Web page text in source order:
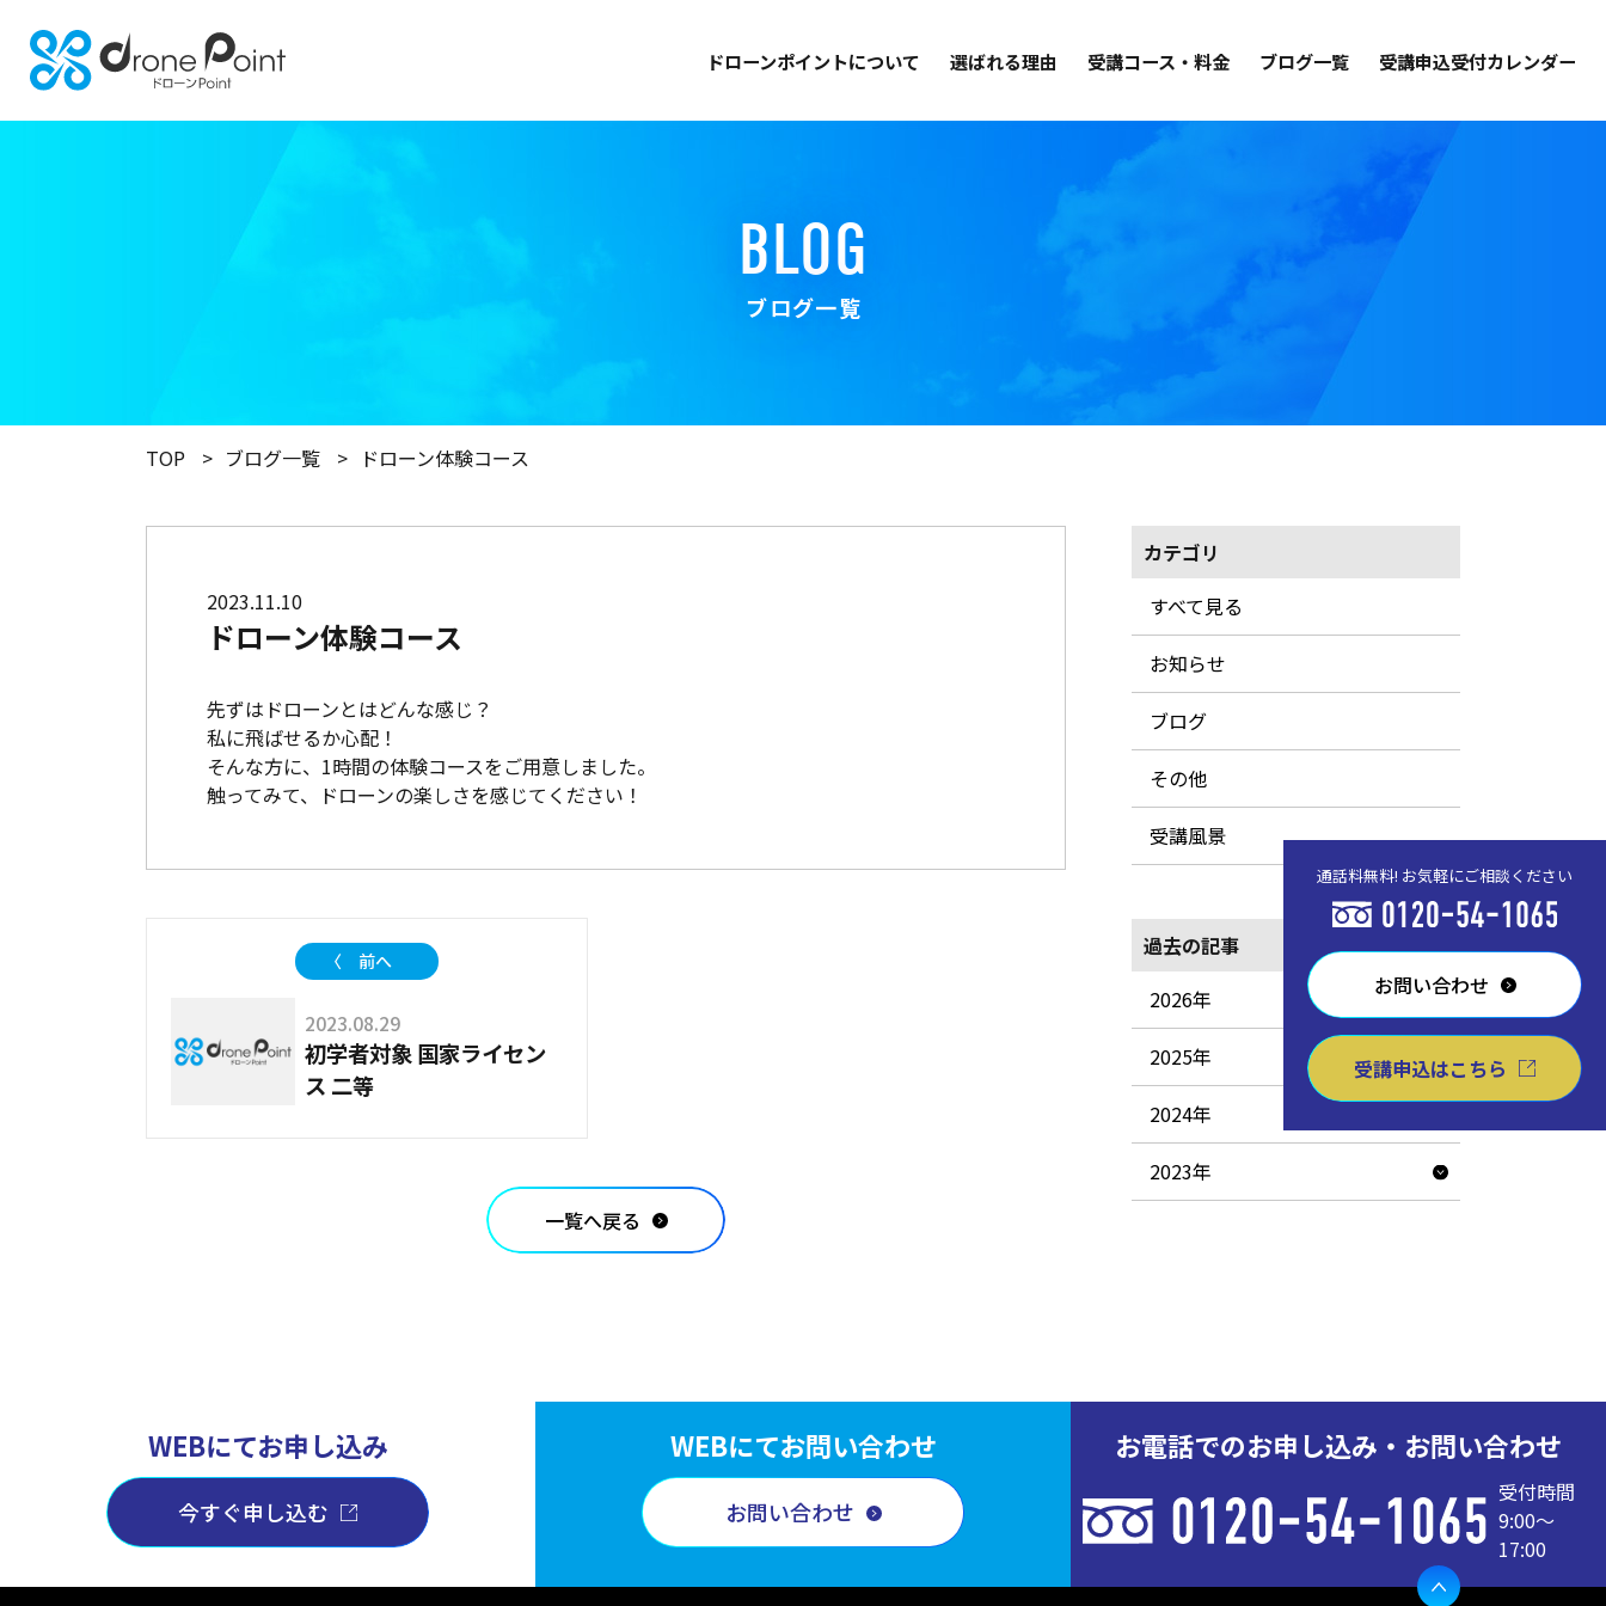
ドローンポイントについて 選ばれる理由 受講コース・料金 ブログ一覧 受講申込受付カレンダー
BLOG
ブログ一覧
TOP ブログ一覧 ドローン体験コース
2023.11.10
ドローン体験コース
先ずはドローンとはどんな感じ？
私に飛ばせるか心配！
そんな方に、1時間の体験コースをご用意しました。
触ってみて、ドローンの楽しさを感じてください！
〈 前へ
2023.08.29
初学者対象 国家ライセン
ス 二等
一覧へ戻る
カテゴリ
すべて見る
お知らせ
ブログ
その他
受講風景
過去の記事
2026年
2025年
2024年
2023年
WEBにてお申し込み
今すぐ申し込む
WEBにてお問い合わせ
お問い合わせ
お電話でのお申し込み・お問い合わせ
受付時間
9:00〜
17:00
通話料無料! お気軽にご相談ください
お問い合わせ
受講申込はこちら